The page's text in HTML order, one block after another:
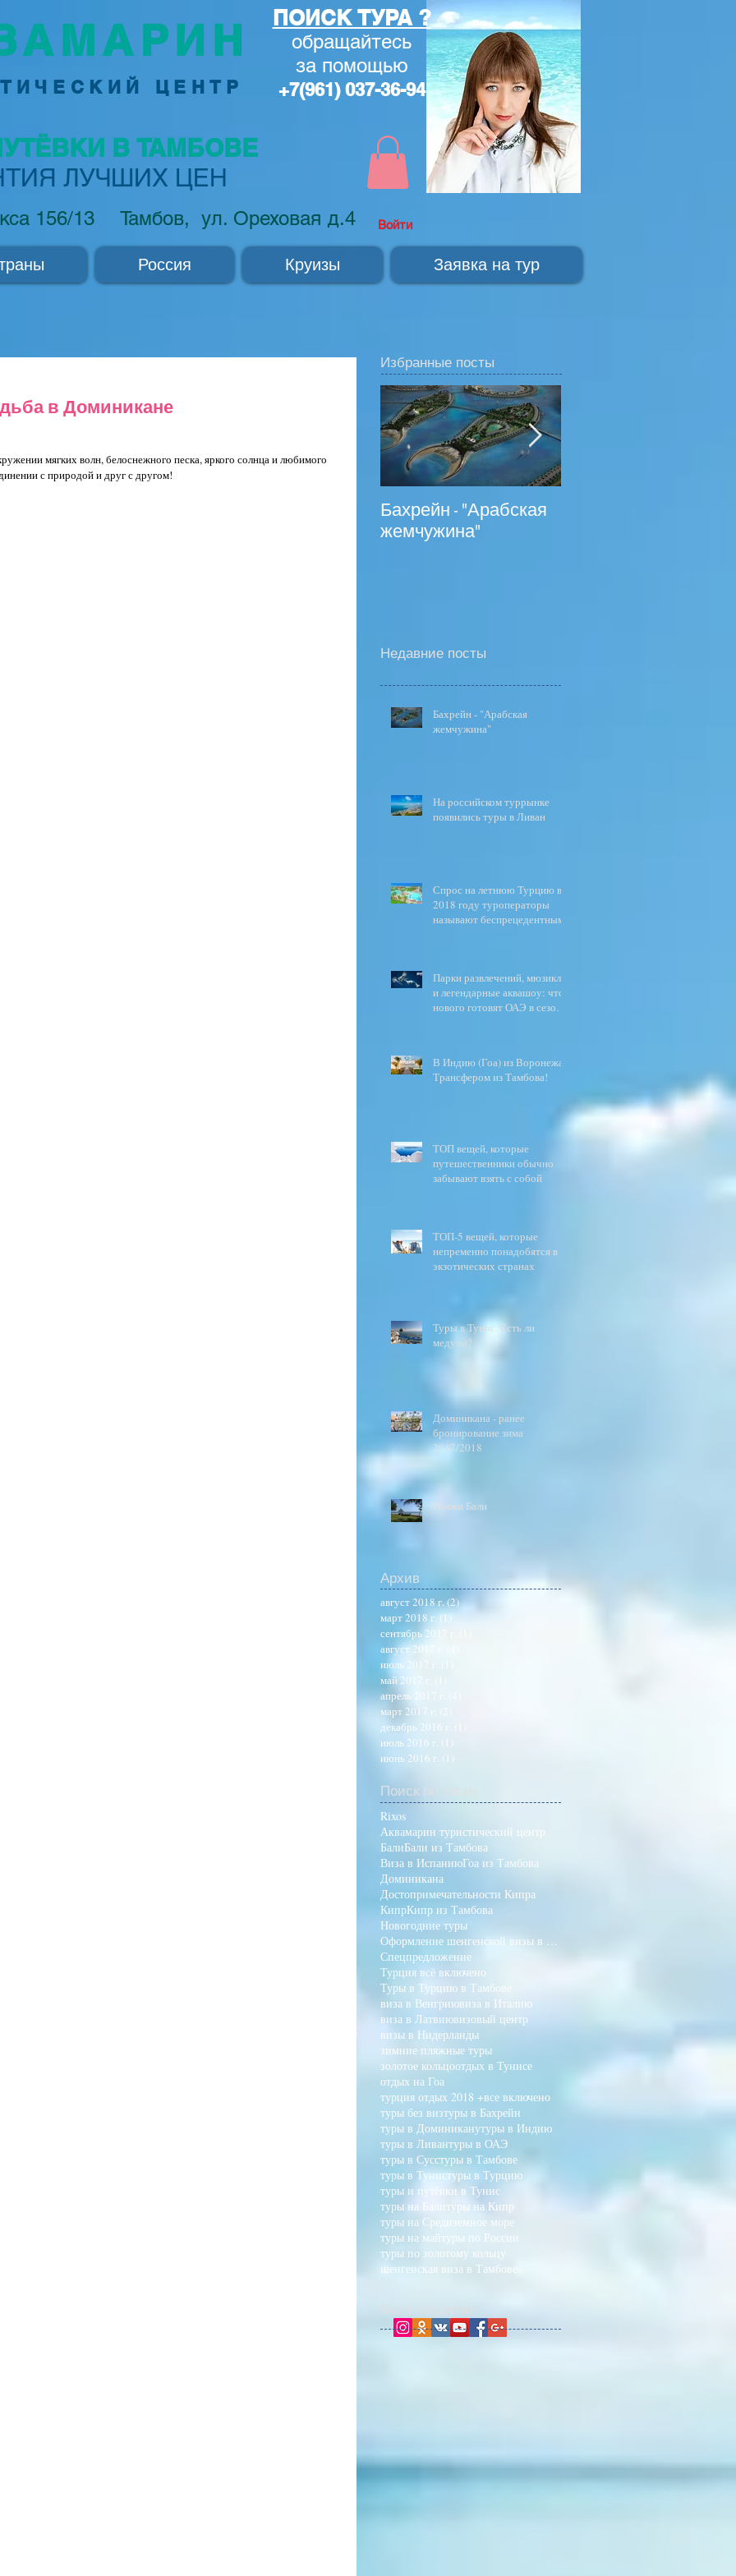
ЦЕНТР
ПОИСК ТУРА ?
обращайтесь
за помощью
+7(961) 037-36-94
В ТАМБОВЕ
ЛУЧШИХ ЦЕН
156/13 Тамбов, ул. Ореховая д.4 Войти
Россия Круизы Заявка на тур
в Доминикане
мягких волн, белоснежного песка, яркого солнца и любимого
с природой и друг с другом!
Избранные посты
Бахрейн - "Арабская
жемчужина"
Недавние посты
Бахрейн - "Арабская
жемчужина"
На российском туррынке
появились туры в Ливан
Спрос на летнюю Турцию в
2018 году туроператоры
называют беспрецедентным
Парки развлечений, мюзиклы
и легендарные аквашоу: что
нового готовят ОАЭ в сезоне
В Индию (Гоа) из Воронежа.
Трансфером из Тамбова!
ТОП вещей, которые
путешественники обычно
забывают взять с собой
ТОП-5 вещей, которые
непременно понадобятся в
экзотических странах
Туры в Тунис. Есть ли
медузы?
Доминикана - ранее
бронирование зима
2017/2018
Пляжи Бали
Архив
август 2018 г.(2)2 поста
март 2018 г.(1)1 пост
сентябрь 2017 г.
август 2017 г.
июль 2017 г.
май 2017 г. (1)
апрель 2017 г.
март 2017 г. (2)
декабрь 2016 г.
июль 2016 г. (1)
июнь 2016 г. (1)
Поиск по тегам
Rixos
Аквамарин туристический центр
БалиБали из Тамбова
Виза в ИспаниюГоа из Тамбова
Доминикана
Достопримечательности Кипра
КипрКипр из Тамбова
Новогодние туры
Оформление шенгенской визы в Тамбове
Спецпредложение
Турция всё включено
Туры в Турцию в Тамбове
виза в Венгриювиза в Италию
виза в Латвиювизовый центр
визы в Нидерланды
зимние пляжные туры
золотое кольцоотдых в Тунисе
отдых на Гоа
турция отдых 2018 +все включено
туры без визтуры в Бахрейн
туры в Доминиканутуры в Индию
туры в Ливантуры в ОАЭ
туры в Сусстуры в Тамбове
туры в Тунистуры в Турцию
туры и путёвки в Тунис
туры на Балитуры на Кипр
туры на Средиземное море
туры на майтуры по России
туры по золотому кольцу
шенгенская виза в Тамбове